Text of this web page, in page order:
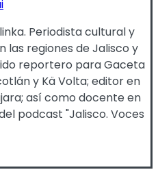
Periodista cultural y
las regiones de Jalisco y
reportero para Gaceta
y Kä Volta; editor en
así como docente en
podcast "Jalisco. Voces